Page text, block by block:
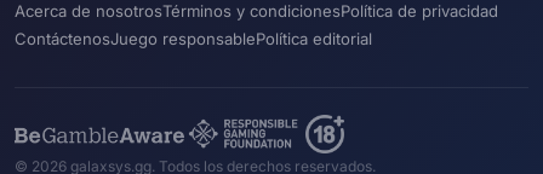
Acerca de nosotrosTérminos y condicionesPolítica de privacidad
ContáctenosJuego responsablePolítica editorial
© 2026 galaxsys.gg. Todos los derechos reservados.